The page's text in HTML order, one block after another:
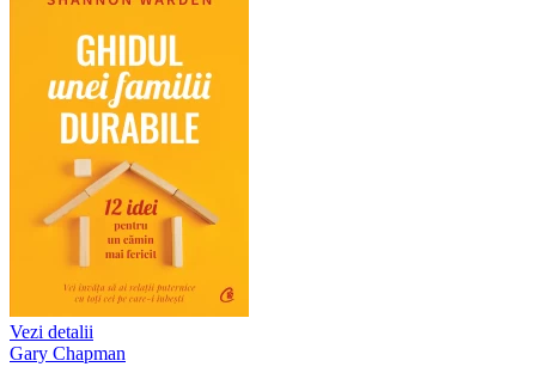
Vezi detalii
Gary Chapman